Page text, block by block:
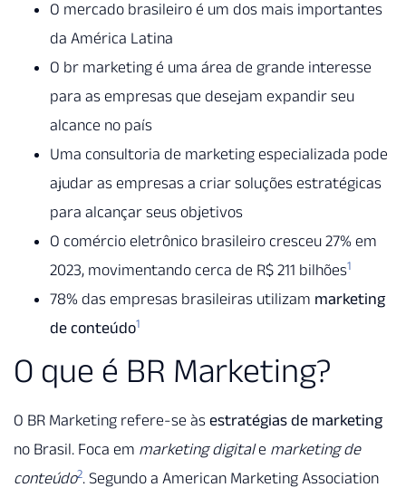
O mercado brasileiro é um dos mais importantes
da América Latina
O br marketing é uma área de grande interesse
para as empresas que desejam expandir seu
alcance no país
Uma consultoria de marketing especializada pode
ajudar as empresas a criar soluções estratégicas
para alcançar seus objetivos
O comércio eletrônico brasileiro cresceu 27% em
2023, movimentando cerca de R$ 211 bilhões1
78% das empresas brasileiras utilizam marketing
de conteúdo1
O que é BR Marketing?
O BR Marketing refere-se às estratégias de marketing
no Brasil. Foca em marketing digitale marketing de
conteúdo2. Segundo a American Marketing Association